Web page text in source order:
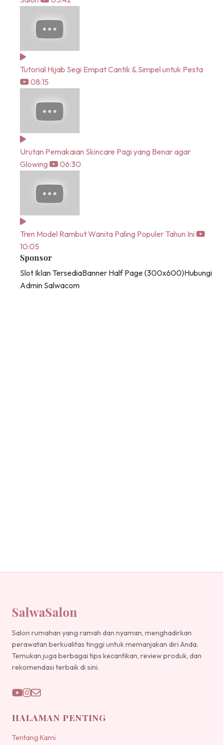
Tutorial Hijab Segi Empat Cantik & Simpel untuk Pesta
08:15
Urutan Pemakaian Skincare Pagi yang Benar agar
Glowing
06:30
Tren Model Rambut Wanita Paling Populer Tahun Ini
10:05
Sponsor
Slot Iklan TersediaBanner Half Page (300x600)Hubungi
Admin Salwacom
SalwaSalon
Salon rumahan yang ramah dan nyaman, menghadirkan
perawatan berkualitas tinggi untuk memanjakan diri Anda.
Temukan juga berbagai tips kecantikan, review produk, dan
rekomendasi terbaik di sini.
HALAMAN PENTING
Tentang Kami